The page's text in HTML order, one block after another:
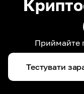
Приймайте
Тестувати